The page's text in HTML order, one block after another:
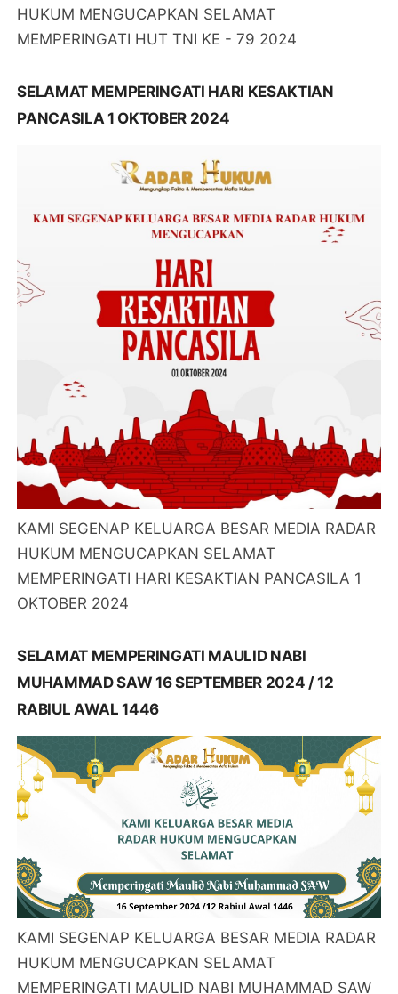
HUKUM MENGUCAPKAN SELAMAT
MEMPERINGATI HUT TNI KE - 79 2024
SELAMAT MEMPERINGATI HARI KESAKTIAN
PANCASILA 1 OKTOBER 2024
KAMI SEGENAP KELUARGA BESAR MEDIA RADAR
HUKUM MENGUCAPKAN SELAMAT
MEMPERINGATI HARI KESAKTIAN PANCASILA 1
OKTOBER 2024
SELAMAT MEMPERINGATI MAULID NABI
MUHAMMAD SAW 16 SEPTEMBER 2024 / 12
RABIUL AWAL 1446
KAMI SEGENAP KELUARGA BESAR MEDIA RADAR
HUKUM MENGUCAPKAN SELAMAT
MEMPERINGATI MAULID NABI MUHAMMAD SAW